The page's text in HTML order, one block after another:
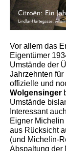
Vor allem das
Eigentümer
Umstände der
Jahrzehnten
offizielle und
Wolgensinger
Umstände
Interessant
Eigner
aus Rücksicht
(und Michelin-
Abspaltung der